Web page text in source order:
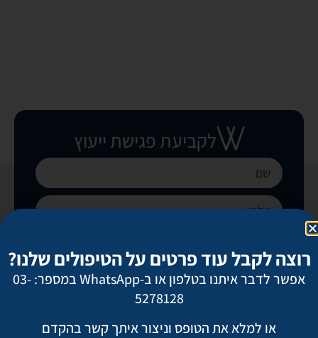
לקביעת פגישת ייעוץ
אשמח לקבל עדכונים ופרסומים מדי פעם. בנוסף
אני מאשר/ת כי קראתי ואני מסכים/ה
רוצה לקבל עוד פרטים על הטיפולים שלנו?
אפשר לדבר איתנו בטלפון או ב-WhatsApp במספר: 03-
5278128
או למלא את הטופס וניצור איתך קשר בהקדם